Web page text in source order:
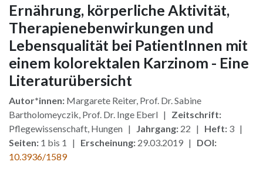
Ernährung, körperliche Aktivität,
Therapienebenwirkungen und
Lebensqualität bei PatientInnen mit
einem kolorektalen Karzinom - Eine
Literaturübersicht
Autor*innen: Margarete Reiter, Prof. Dr. Sabine
Bartholomeyczik, Prof. Dr. Inge Eberl | Zeitschrift:
Pflegewissenschaft, Hungen | Jahrgang: 22 | Heft: 3 |
Seiten: 1 bis 1 | Erscheinung: 29.03.2019 | DOI:
10.3936/1589